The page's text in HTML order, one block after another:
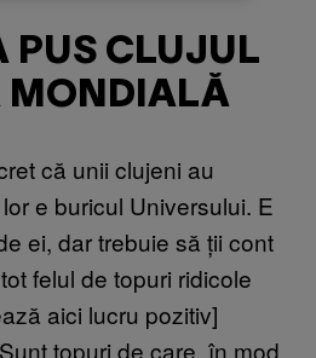
PUS CLUJUL
MONDIALĂ
că unii clujeni au
e buricul Universului. E
ei, dar trebuie să ții cont
felul de topuri ridicole
aici lucru pozitiv]
topuri de care, în mod